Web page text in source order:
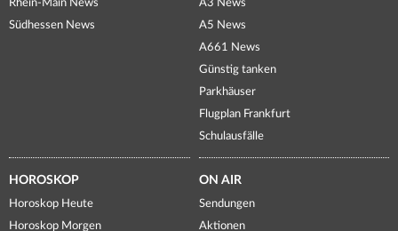
Rhein-Main News
Südhessen News
A3 News
A5 News
A661 News
Günstig tanken
Parkhäuser
Flugplan Frankfurt
Schulausfälle
HOROSKOP
Horoskop Heute
Horoskop Morgen
ON AIR
Sendungen
Aktionen